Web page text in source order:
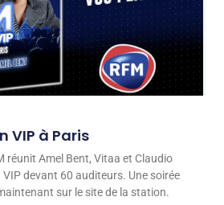
VIP à Paris
réunit Amel Bent, Vitaa et Claudio
devant 60 auditeurs. Une soirée
sur le site de la station.